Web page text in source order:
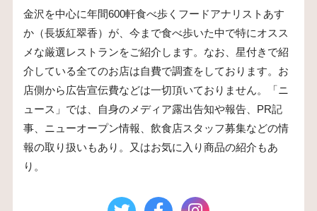
金沢を中心に年間600軒食べ歩くフードアナリストあす
か（長坂紅翠香）が、今まで食べ歩いた中で特にオスス
メな厳選レストランをご紹介します。なお、星付きで紹
介している全てのお店は自費で調査をしております。お
店側から広告宣伝費などは一切頂いておりません。「ニ
ュース」では、自身のメディア露出告知や報告、PR記
事、ニューオープン情報、飲食店スタッフ募集などの情
報の取り扱いもあり。又はお気に入り商品の紹介もあ
り。